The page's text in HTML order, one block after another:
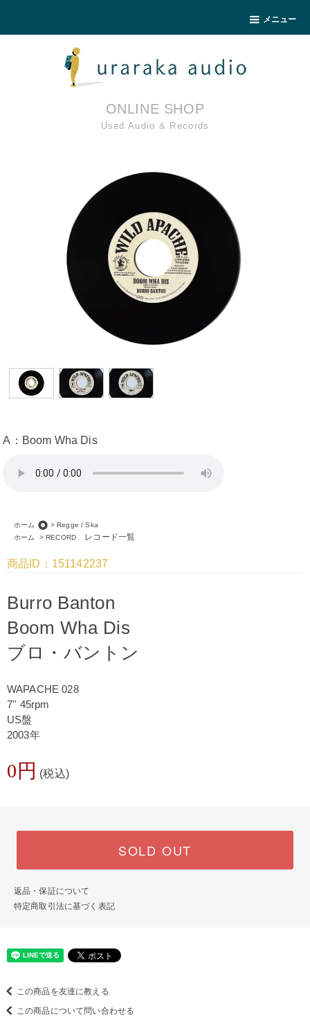
メニュー
ONLINE SHOP
Used Audio & Records
A：Boom Wha Dis
ホーム >
album
Regge / Ska
ホーム
> RECORD レコード一覧
商品ID：151142237
Burro Banton
Boom Wha Dis
ブロ・バントン
WAPACHE 028
7'' 45rpm
US盤
2003年
0円 (税込)
SOLD OUT
返品・保証について
特定商取引法に基づく表記
この商品を友達に教える
この商品について問い合わせる